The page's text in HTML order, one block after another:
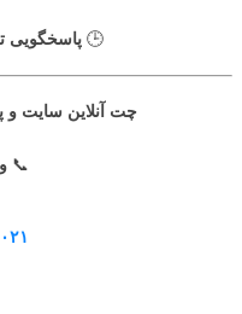
🕒 پاسخگویی
چت آنلاین سایت و
📞